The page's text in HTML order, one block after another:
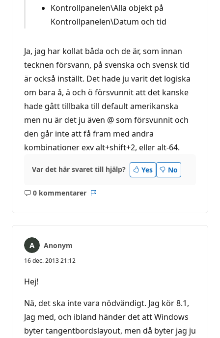
Kontrollpanelen\Alla objekt på
Kontrollpanelen\Datum och tid
Ja, jag har kollat båda och de är, som innan
tecknen försvann, på svenska och svensk tid
är också inställt. Det hade ju varit det logiska
om bara å, ä och ö försvunnit att det kanske
hade gått tillbaka till default amerikanska
men nu är det ju även @ som försvunnit och
den går inte att få fram med andra
kombinationer exv alt+shift+2, eller alt-64.
Var det här svaret till hjälp? Yes No
0 kommentarer
Inga
Anonym
16 dec. 2013 21:12
Hej!
Nä, det ska inte vara nödvändigt. Jag kör 8.1,
Jag med, och ibland händer det att Windows
byter tangentbordslayout, men då byter jag ju